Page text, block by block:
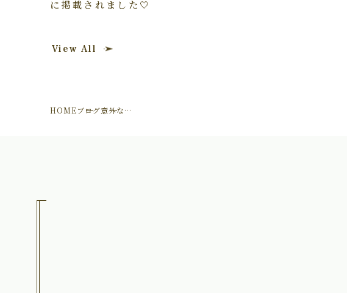
に掲載されました🤍
View All
HOMEブログ意外な…